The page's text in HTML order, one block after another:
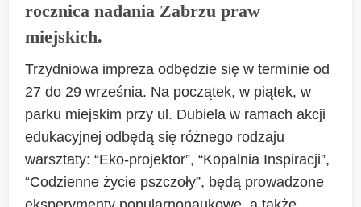
rocznica nadania Zabrzu praw
miejskich.
Trzydniowa impreza odbędzie się w terminie od
27 do 29 września. Na początek, w piątek, w
parku miejskim przy ul. Dubiela w ramach akcji
edukacyjnej odbędą się różnego rodzaju
warsztaty: “Eko-projektor”, “Kopalnia Inspiracji”,
“Codzienne życie pszczoły”, będą prowadzone